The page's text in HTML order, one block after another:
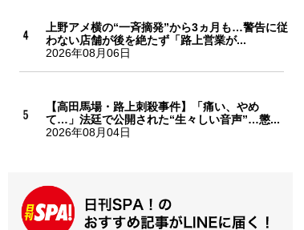
上野アメ横の“一斉摘発”から3ヵ月も…警告に従
わない店舗が後を絶たず「路上営業が...
2026年08月06日
【高田馬場・路上刺殺事件】「痛い、やめ
て…」法廷で公開された“生々しい音声”…懲...
2026年08月04日